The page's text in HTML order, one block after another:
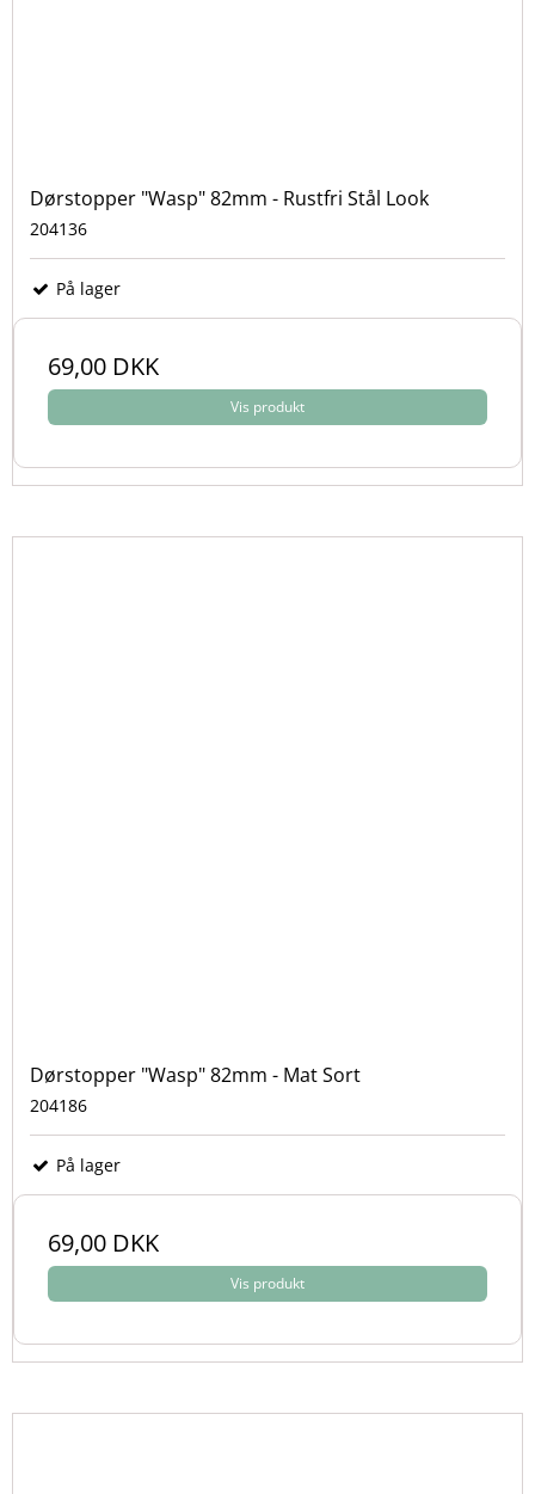
Dørstopper "Wasp" 82mm - Rustfri Stål Look
204136
På lager
69,00 DKK
Vis produkt
Dørstopper "Wasp" 82mm - Mat Sort
204186
På lager
69,00 DKK
Vis produkt